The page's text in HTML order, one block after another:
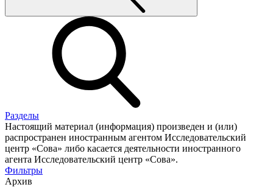
Разделы
Настоящий материал (информация) произведен и (или)
распространен иностранным агентом Исследовательский
центр «Сова» либо касается деятельности иностранного
агента Исследовательский центр «Сова».
Фильтры
Архив